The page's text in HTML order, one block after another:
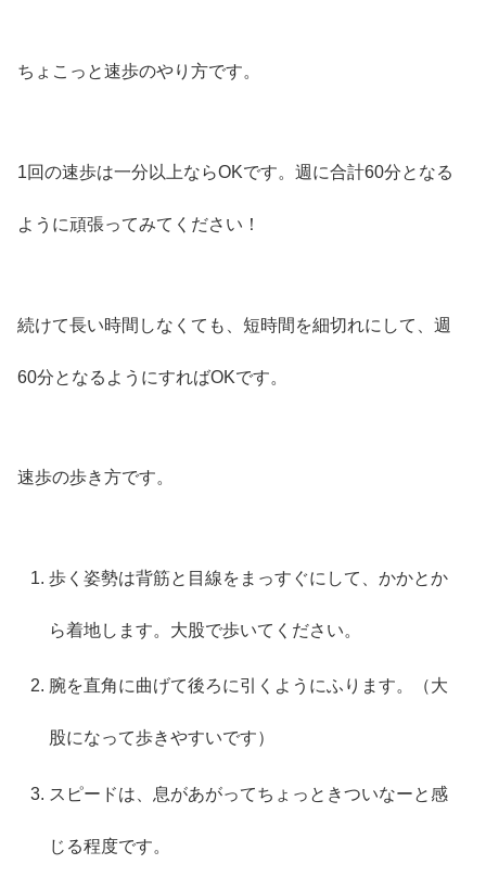
ちょこっと速歩のやり方です。
1回の速歩は一分以上ならOKです。週に合計60分となる
ように頑張ってみてください！
続けて長い時間しなくても、短時間を細切れにして、週
60分となるようにすればOKです。
速歩の歩き方です。
歩く姿勢は背筋と目線をまっすぐにして、かかとか
ら着地します。大股で歩いてください。
腕を直角に曲げて後ろに引くようにふります。（大
股になって歩きやすいです）
スピードは、息があがってちょっときついなーと感
じる程度です。